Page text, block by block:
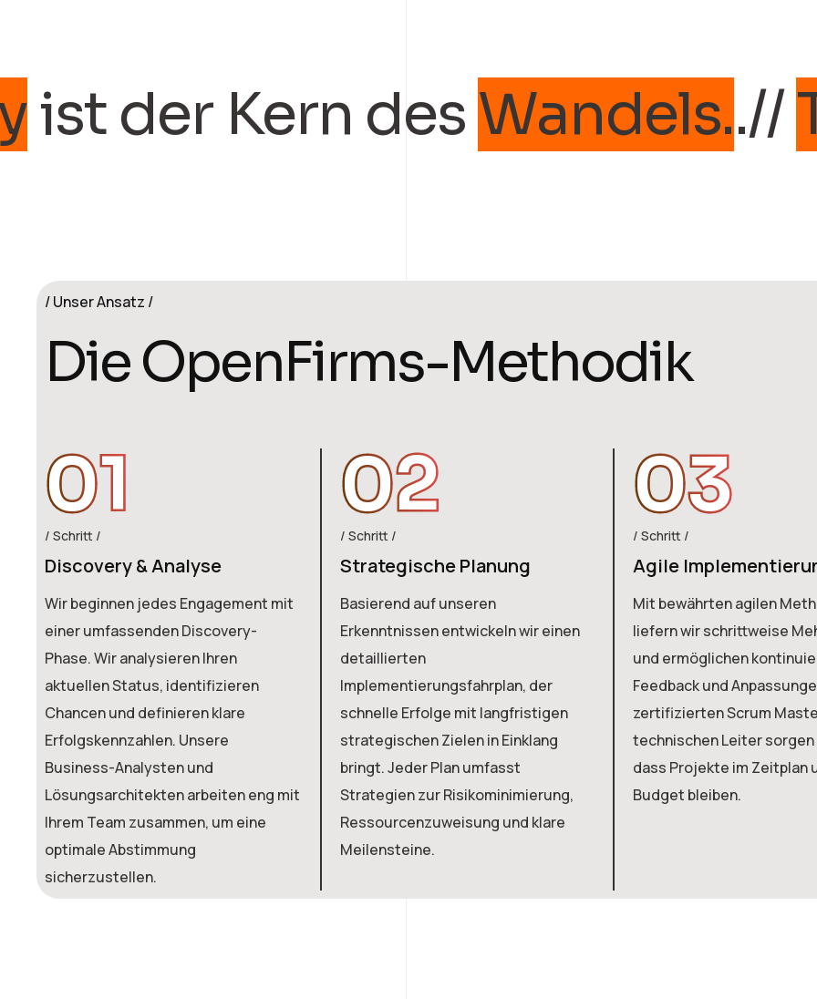
Kern des Wandels..//
Unser Ansatz
DieOpenFirms-Methodik
01
Schritt
Discovery & Analyse
Wir beginnen jedes Engagement mit
einer umfassenden Discovery-
Phase. Wir analysieren Ihren
aktuellen Status, identifizieren
Chancen und definieren klare
Erfolgskennzahlen. Unsere
Business-Analysten und
Lösungsarchitekten arbeiten eng mit
Ihrem Team zusammen, um eine
optimale Abstimmung
sicherzustellen.
02
Schritt
Strategische Planung
Basierend auf unseren
Erkenntnissen entwickeln wir einen
detaillierten
Implementierungsfahrplan, der
schnelle Erfolge mit langfristigen
strategischen Zielen in Einklang
bringt. Jeder Plan umfasst
Strategien zur Risikominimierung,
Ressourcenzuweisung und klare
Meilensteine.
03
Schritt
Agile
Mit bewährten agilen
liefern wir schrittweise
und ermöglichen
Feedback und
zertifizierten Scrum
technischen Leiter sorgen
dass Projekte im Zeitplan
Budget bleiben.